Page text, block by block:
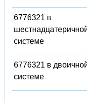
6776321 в
системе
6776321 в
системе